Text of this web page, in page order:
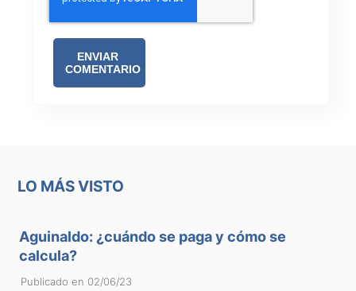
LO MÁS VISTO
Aguinaldo: ¿cuándo se paga y cómo se
calcula?
Publicado en 02/06/23